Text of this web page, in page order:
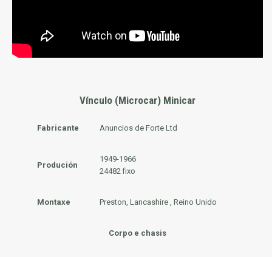
Vínculo (Microcar) Minicar
Fabricante Anuncios de Forte Ltd
Produción
1949-1966
24482 fixo
Montaxe Preston, Lancashire , Reino Unido
Corpo e chasis